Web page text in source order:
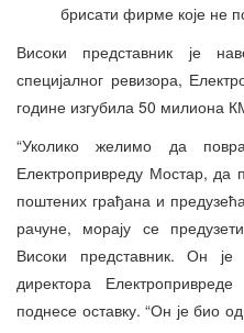
брисати фирме које не
Високи представник је
специјалног ревизора,
године изгубила 50 милиона
“Уколико желимо да
Електропривреду Мостар, да
поштених грађана и
рачуне, морају се
Високи представник. Он је
директора
поднесе оставку. “Он је био